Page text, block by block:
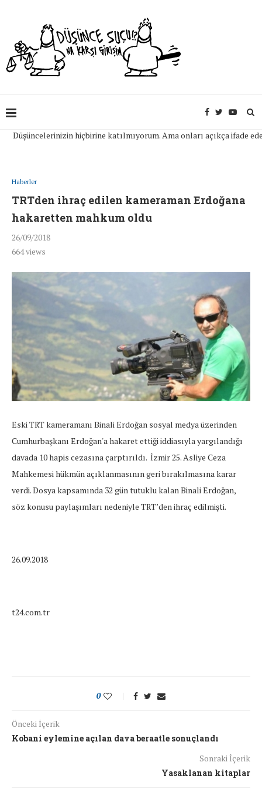
hiçbirine katılmıyorum. Ama onları açıkça ifade
Haberler
TRTden ihraç edilen kameraman Erdoğana
hakaretten mahkum oldu
26/09/2018
664views
Eski TRT kameramanı Binali Erdoğan sosyal medya üzerinden
Cumhurbaşkanı Erdoğan'a hakaret ettiği iddiasıyla yargılandığı
davada 10 hapis cezasına çarptırıldı. İzmir 25. Asliye Ceza
Mahkemesi hükmün açıklanmasının geri bırakılmasına karar
verdi. Dosya kapsamında 32 gün tutuklu kalan Binali Erdoğan,
söz konusu paylaşımları nedeniyle TRT’den ihraç edilmişti.
26.09.2018
t24.com.tr
0
Önceki İçerik
Kobani eylemine açılan dava beraatle sonuçlandı
Sonraki İçerik
Yasaklanan kitaplar